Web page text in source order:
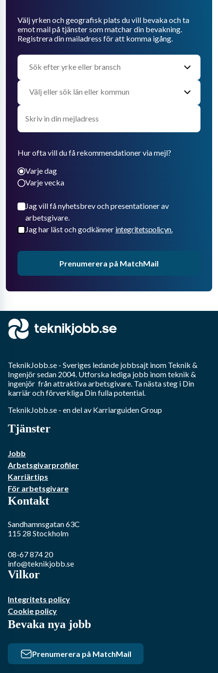
Välj yrken och geografisk plats du vill bevaka och ta
emot mail på tjänster som matchar din bevakning.
Registrera din mailadress för att komma igång.
Hur ofta vill du få rekommendationer via mejl?
Varje dag
Varje vecka
Jag vill få nyhetsbrev och presentationer av
arbetsgivare.
Jag har läst och godkänner integritetspolicyn.
Prenumerera på MatchMail
TeknikJobb.se - Sveriges ledande jobbsajt inom Teknik &
Ingenjörsedan 2004. Utforska lediga jobb inomteknik &
ingenjör från attraktiva arbetsgivare. Ta nästa steg i Din
karriär och förverkliga Din fulla potential.
TeknikJobb.se - en del av Karriarguiden Group
Tjänster
Jobb
Arbetsgivarprofiler
Karriärtips
För arbetsgivare
Kontakt
Sandhamnsgatan 63C
115 28 Stockholm
08-67 874 20
info@teknikjobb.se
Vilkor
Integritets policy
Cookie policy
Bevaka nya jobb
Prenumerera på MatchMail